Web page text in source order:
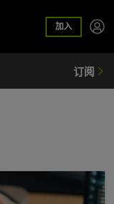
加入
安防与工业智能方案